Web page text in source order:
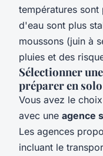
températures sont
d'eau sont plus
moussons (juin à
pluies et des
Sélectionner
préparer en solo
Vous avez le
avec une agence
Les agences
incluant le